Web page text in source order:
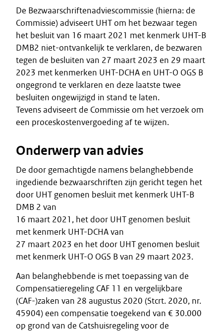
De Bezwaarschriftenadviescommissie (hierna: de
Commissie) adviseert UHT om het bezwaar tegen
het besluit van 16 maart 2021 met kenmerk UHT-B
DMB2 niet-ontvankelijk te verklaren, de bezwaren
tegen de besluiten van 27 maart 2023 en 29 maart
2023 met kenmerken UHT-DCHA en UHT-O OGS B
ongegrond te verklaren en deze laatste twee
besluiten ongewijzigd in stand te laten.
Tevens adviseert de Commissie om het verzoek om
een proceskostenvergoeding af te wijzen.
Onderwerp van advies
De door gemachtigde namens belanghebbende
ingediende bezwaarschriften zijn gericht tegen het
door UHT genomen besluit met kenmerk UHT-B
DMB 2 van
16 maart 2021, het door UHT genomen besluit
met kenmerk UHT-DCHA van
27 maart 2023 en het door UHT genomen besluit
met kenmerk UHT-O OGS B van 29 maart 2023.
Aan belanghebbende is met toepassing van de
Compensatieregeling CAF 11 en vergelijkbare
(CAF-)zaken van 28 augustus 2020 (Stcrt. 2020, nr.
45904) een compensatie toegekend van € 30.000
op grond van de Catshuisregeling voor de